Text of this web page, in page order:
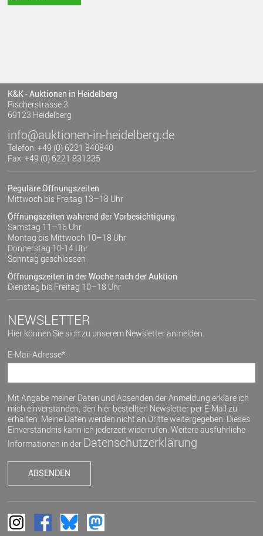
K&K - Auktionen in Heidelberg
Rischerstrasse 3
69123 Heidelberg
info@auktionen-in-heidelberg.de
Telefon: +49 (0) 6221 840840
Fax: +49 (0) 6221 831335
Reguläre Öffnungszeiten
Mittwoch bis Freitag 13–18 Uhr
Öffnungszeiten während der Vorbesichtigung
Samstag 11–16 Uhr
Montag bis Mittwoch 10–18 Uhr
Donnerstag 10-14 Uhr
Sonntag geschlossen
Öffnungszeiten in der Woche nach der Auktion
Dienstag bis Freitag 10–18 Uhr
NEWSLETTER
Hier können Sie sich zu unserem Newsletter anmelden.
E-Mail-Adresse*:
Mit Angabe meiner Daten und Absenden der Anmeldung erkläre ich
mich einverstanden, den hier bestellten Newsletter per E-Mail zu
erhalten. Meine Daten werden nicht an Dritte weitergegeben. Dieses
Einverständnis kann ich jederzeit widerrufen. Weitere ausführliche
Informationen in der Datenschutzerklärung